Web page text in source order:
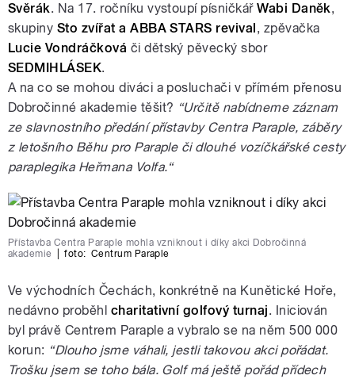
Svěrák. Na 17. ročníku vystoupí písničkářWabi Daněk,
skupiny Sto zvířat a ABBA STARS revival, zpěvačka
Lucie Vondráčková či dětský pěvecký sbor
SEDMIHLÁSEK.
A na co se mohou diváci a posluchači v přímém přenosu
Dobročinné akademie těšit? “Určitě nabídneme záznam
ze slavnostního předání přístavby Centra Paraple, záběry
z letošního Běhu pro Paraple či dlouhé vozíčkářské cesty
paraplegika Heřmana Volfa.“
Přístavba Centra Paraple mohla vzniknout i díky akci Dobročinná
akademie
foto: Centrum Paraple
Ve východních Čechách, konkrétně na Kunětické Hoře,
nedávno proběhl charitativní golfový turnaj. Iniciován
byl právě Centrem Paraple a vybralo se na něm 500 000
korun: “Dlouho jsme váhali, jestli takovou akci pořádat.
Trošku jsem se toho bála. Golf má ještě pořád přídech